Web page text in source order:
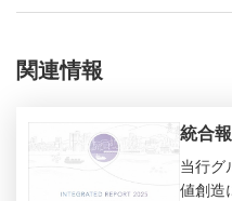
関連情報
統合
当行グ
値創造